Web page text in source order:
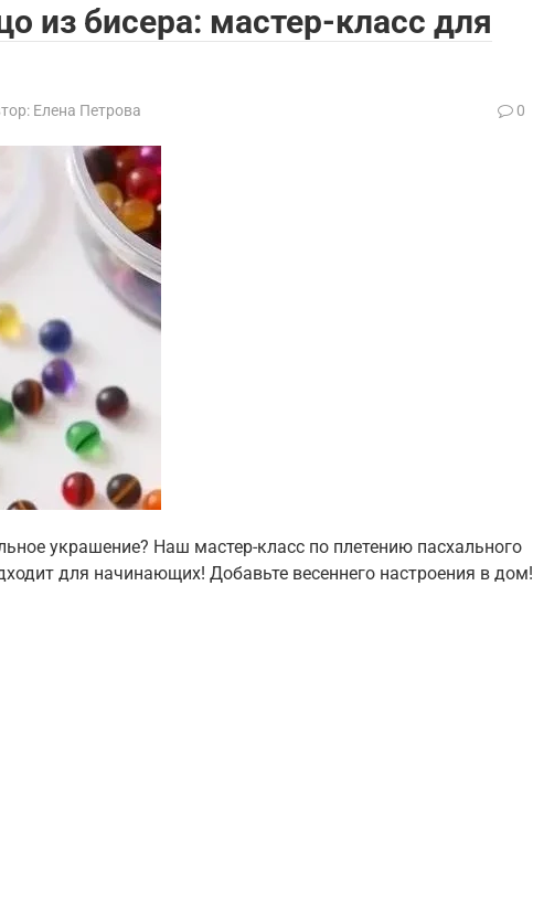
из бисера: мастер-класс для
Елена Петрова 0
украшение? Наш мастер-класс по плетению пасхального
для начинающих! Добавьте весеннего настроения в дом!